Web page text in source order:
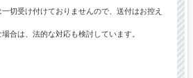
切受け付けておりませんので、送付はお控え
合は、法的な対応も検討しています。